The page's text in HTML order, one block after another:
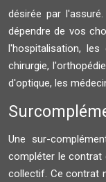
désirée par
dépendre de vos
l'hospitalisation,
chirurgie,
d'optique, les
Une sur-
compléter le contrat
collectif. Ce contrat